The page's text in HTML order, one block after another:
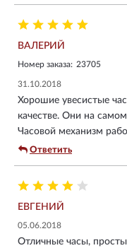
ВАЛЕРИЙ
Номер заказа: 23705
31.10.2018
Хорошие увесистые
качестве. Они на
Часовой механизм
Ответить
ЕВГЕНИЙ
05.06.2018
Отличные часы,